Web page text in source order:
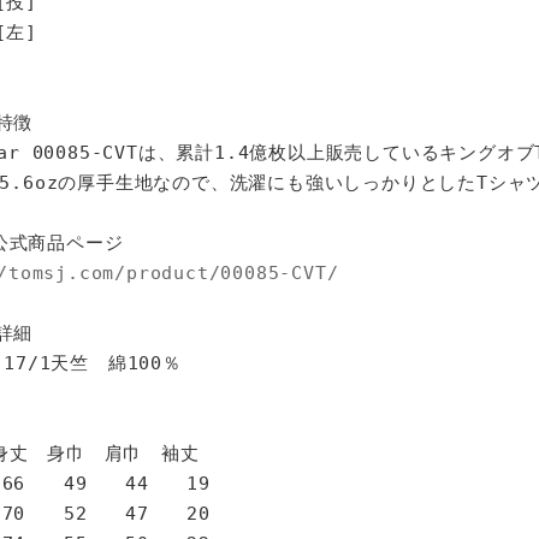
]
徴
CVTは、累計1.4億枚以上販売しているキングオブ
の厚手生地なので、洗濯にも強いしっかりとしたTシャ
式商品ページ
product/00085-CVT/
細
1天竺 綿100％
巾 肩巾 袖丈
49 44 19
52 47 20